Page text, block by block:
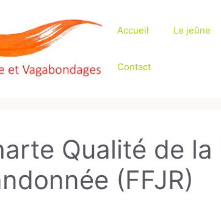
Accueil Le jeûne
Contact
Qualité de
(FFJR)